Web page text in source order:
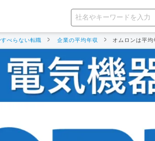
すべらない転職 企業の平均年収 オムロンは平均